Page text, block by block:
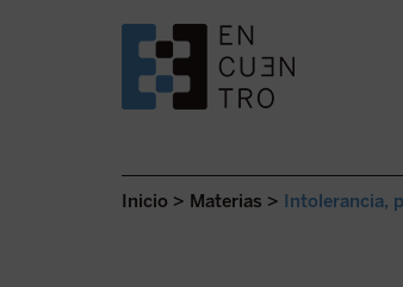
SALTAR AL CONTENIDO.
Inicio > Materias > Intolerancia,